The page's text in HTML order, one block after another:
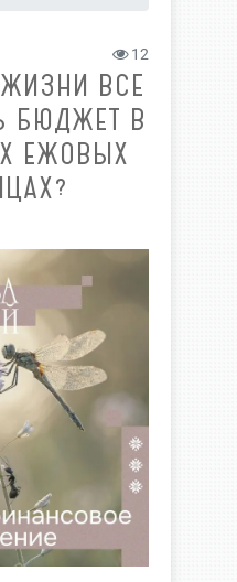
12
ВСЕ
БЮДЖЕТ В
ЕЖОВЫХ